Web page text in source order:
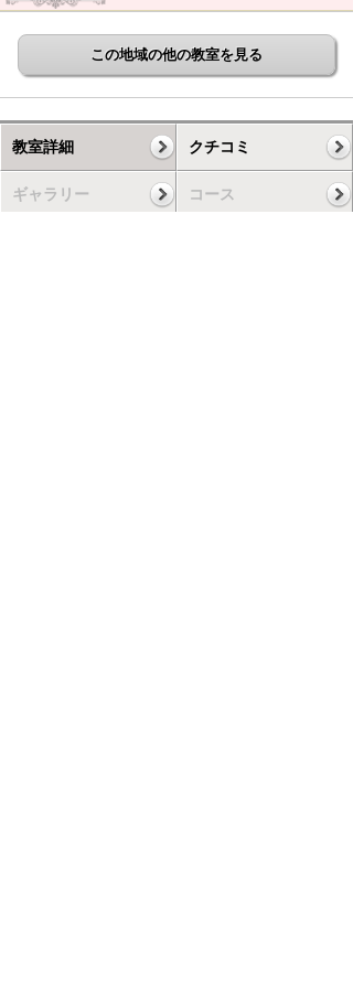
この地域の他の教室を見る
教室詳細 クチコミ
ギャラリー コース